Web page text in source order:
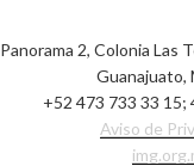
Panorama 2, Colonia Las
Guanajuato,
+52 473 733 33 15;
Aviso de